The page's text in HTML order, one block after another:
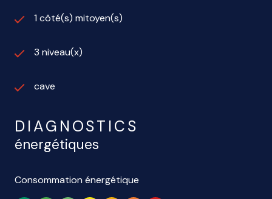
1 côté(s) mitoyen(s)
3 niveau(x)
cave
DIAGNOSTICS
énergétiques
Consommation énergétique